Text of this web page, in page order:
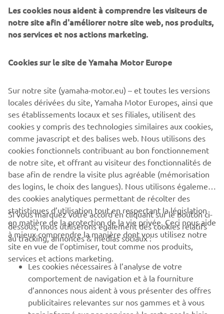
un certain nombre de pilotes endurcis dans le but de le
mettre à l'épreuve ultime. Ce prototype est l'ultime étape
du développement avant la production de la Ténéré 700
CORPORATE
BUSINESS
PLUS YAMAHA
SUPPORT
Les cookies nous aident à comprendre les visiteurs de
notre site afin d'améliorer notre site web, nos produits,
nos services et nos actions marketing.
Cookies sur le site de Yamaha Motor Europe
Sur notre site (yamaha-motor.eu) – et toutes les versions
locales dérivées du site, Yamaha Motor Europes, ainsi que
ses établissements locaux et ses filiales, utilisent des
cookies y compris des technologies similaires aux cookies,
comme javascript et des balises web. Nous utilisons des
cookies fonctionnels contribuant au bon fonctionnement
de notre site, et offrant au visiteur des fonctionnalités de
base afin de rendre la visite plus agréable (mémorisation
des logins, le choix des langues). Nous utilisons également
des cookies analytiques permettant de récolter des
statistiques d’utilisation tout en respectant la législation
en matière de la protection de la vie privée. Ceci nous aide
à mieux comprendre la manière dont vous utilisez notre
site en vue de l’optimiser, tout comme nos produits,
services et actions marketing.
Si vous marquez votre accord en cliquant sur le bouton ci-
dessous, nous utiliserons également des cookies relatifs
au tracking, annonces & médias sociaux :
Les cookies nécessaires à l’analyse de votre
comportement de navigation et à la fourniture
d’annonces nous aident à vous présenter des offres
publicitaires relevantes sur nos gammes et à vous